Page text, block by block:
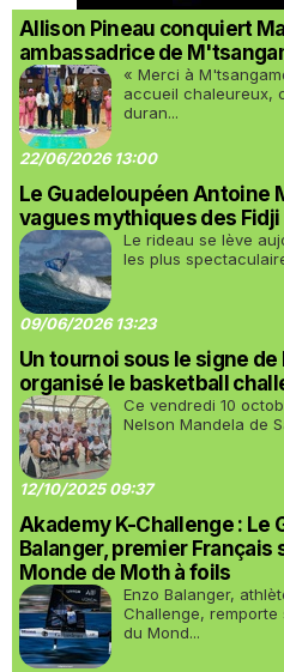
Allison Pineau conquiert
ambassadrice de
« Merci à
accueil chaleureux,
duran...
22/06/2026 13:00
Le Guadeloupéen Antoine
vagues mythiques des Fidji
Le rideau se lève
les plus
09/06/2026 13:23
Un tournoi sous le signe de
organisé le basketball
Ce vendredi 10
Nelson Mandela de
12/10/2025 09:37
Akademy K-Challenge : Le
Balanger, premier Français
Monde de Moth à foils
Enzo Balanger,
Challenge, remporte
du Mond...